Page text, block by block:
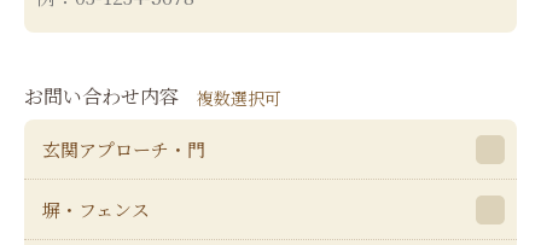
お問い合わせ内容 複数選択可
玄関アプローチ・門
塀・フェンス